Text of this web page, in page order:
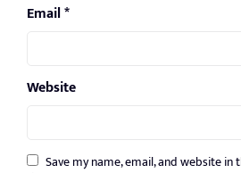
Email*
Website
Save my name, email, and website